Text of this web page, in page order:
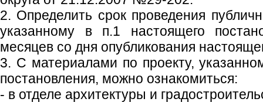
2. Определить срок проведения
указанному в п.1 настоящего
месяцев со дня опубликования
3. С материалами по проекту,
постановления, можно ознакомиться:
- в отделе архитектуры и